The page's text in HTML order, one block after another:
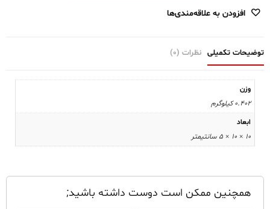
عدد
افزودن به علاقه‌مندی‌ها
توضیحات تکمیلی نظرات (0)
وزن
0.402 کیلوگرم
ابعاد
10 × 10 × 5 سانتیمتر
همچنین ممکن است دوست داشته باشید;